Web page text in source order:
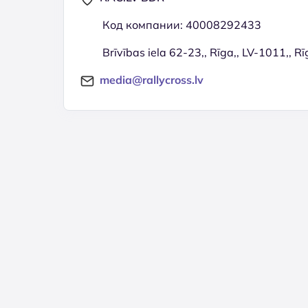
Код компании: 40008292433
Brīvības iela 62-23,, Rīga,, LV-1011,,
media@rallycross.lv